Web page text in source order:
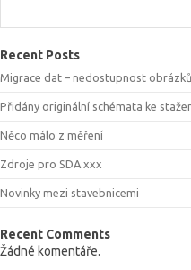
Recent Posts
Migrace dat – nedostupnost obrázků
Přidány originální schémata ke
Něco málo z měření
Zdroje pro SDA xxx
Novinky mezi stavebnicemi
Recent Comments
Žádné komentáře.